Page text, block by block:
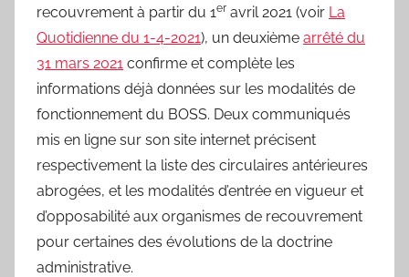
recouvrement à partir du 1er avril 2021 (voir La
Quotidienne du 1-4-2021), un deuxième arrêté du
31 mars 2021 confirme et complète les
informations déjà données sur les modalités de
fonctionnement du BOSS. Deux communiqués
mis en ligne sur son site internet précisent
respectivement la liste des circulaires antérieures
abrogées, et les modalités d’entrée en vigueur et
d’opposabilité aux organismes de recouvrement
pour certaines des évolutions de la doctrine
administrative.